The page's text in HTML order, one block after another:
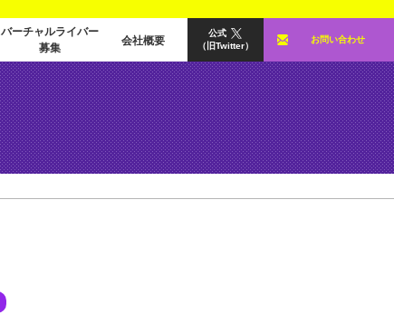
バーチャルライバー
募集
会社概要
公式
（旧Twitter）
お問い合わせ